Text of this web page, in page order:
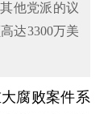
他党派的议
达3300万美
腐败案件系